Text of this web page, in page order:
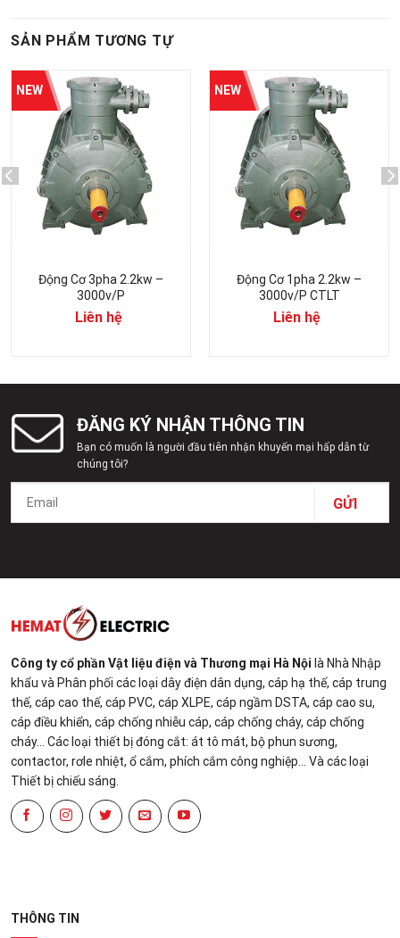
SẢN PHẨM TƯƠNG TỰ
Động Cơ 3pha 2.2kw –
3000v/p
Liên hệ
Động Cơ 1pha 2.2kw –
3000v/p CTLT
Liên hệ
ĐĂNG KÝ NHẬN THÔNG TIN
Bạn có muốn là người đầu tiên nhận khuyến mại hấp dẫn từ
chúng tôi?
Công ty cổ phần Vật liệu điện và Thương mại Hà Nội là Nhà Nhập
khẩu và Phân phối các loại dây điện dân dụng, cáp hạ thế, cáp trung
thế, cáp cao thế, cáp PVC, cáp XLPE, cáp ngầm DSTA, cáp cao su,
cáp điều khiển, cáp chống nhiễu cáp, cáp chống cháy, cáp chống
cháy... Các loại thiết bị đóng cắt: át tô mát, bộ phun sương,
contactor, rơle nhiệt, ổ cắm, phích cắm công nghiệp... Và các loại
Thiết bị chiếu sáng.
THÔNG TIN